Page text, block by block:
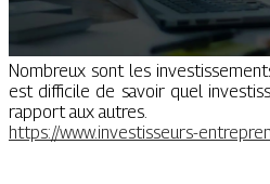
Nombreux sont les
est difficile de savoir quel
rapport aux autres.
https://www.investisseurs-